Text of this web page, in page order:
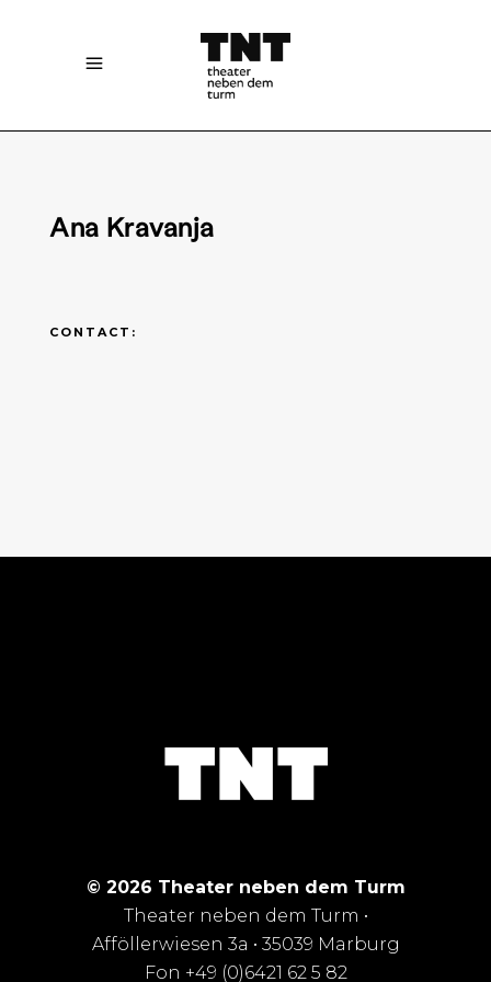
Ana Kravanja
CONTACT:
© 2026 Theater neben dem Turm
Theater neben dem Turm •
Afföllerwiesen 3a • 35039 Marburg
Fon +49 (0)6421 62 5 82